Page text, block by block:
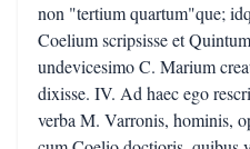
non "tertium quartum"que;
Coelium scripsisse et
undevicesimo C. Marium
dixisse. IV. Ad haec ego
verba M. Varronis, hominis,